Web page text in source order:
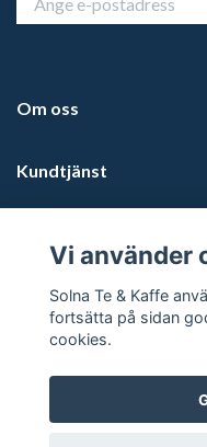
Om oss
Kundtjänst
Sociala medier
Vi använder
Solna Te & Kaffe
fortsätta på sidan
cookies.